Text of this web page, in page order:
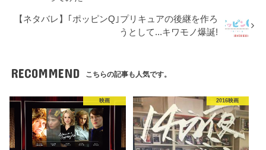
【ネタバレ】｢ポッピンQ｣プリキュアの後継を作ろ
うとして...キワモノ爆誕!
RECOMMEND こちらの記事も人気です。
映画 2016映画